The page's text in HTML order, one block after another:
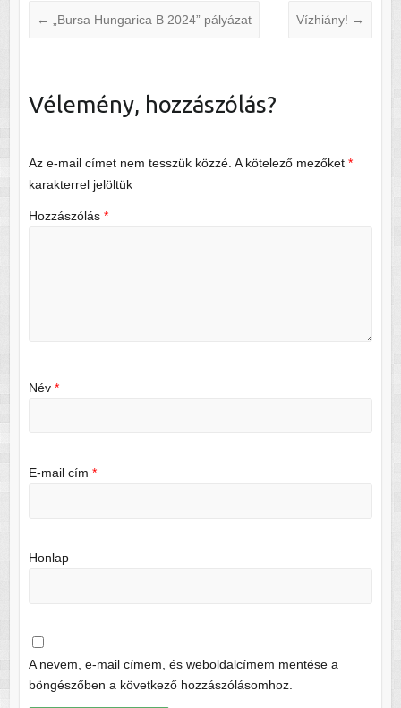
← „Bursa Hungarica B 2024” pályázat Vízhiány! →
Vélemény, hozzászólás?
Az e-mail címet nem tesszük közzé. A kötelező mezőket *
karakterrel jelöltük
Hozzászólás *
Név *
E-mail cím *
Honlap
A nevem, e-mail címem, és weboldalcímem mentése a
böngészőben a következő hozzászólásomhoz.